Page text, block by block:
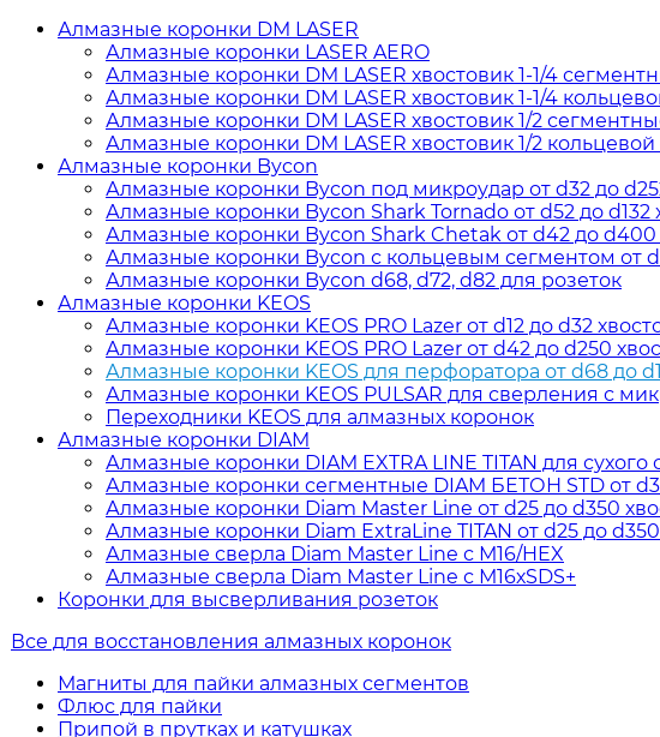
Алмазные коронки DM LASER
Алмазные коронки LASER AERO
Алмазные коронки DM LASER хвостовик 1-1/4
Алмазные коронки DM LASER хвостовик 1-1/4
Алмазные коронки DM LASER хвостовик 1/2
Алмазные коронки DM LASER хвостовик 1/2
Алмазные коронки Bycon
Алмазные коронки Bycon под микроудар от d32 до
Алмазные коронки Bycon Shark Tornado от d52 до d132
Алмазные коронки Bycon Shark Chetak от d42 до d400
Алмазные коронки Bycon с кольцевым сегментом от
Алмазные коронки Bycon d68, d72, d82 для розеток
Алмазные коронки KEOS
Алмазные коронки KEOS PRO Lazer от d12 до d32
Алмазные коронки KEOS PRO Lazer от d42 до d250
Алмазные коронки KEOS для перфоратора от d68 до
Алмазные коронки KEOS PULSAR для сверления с
Переходники KEOS для алмазных коронок
Алмазные коронки DIAM
Алмазные коронки DIAM EXTRA LINE TITAN для сухого
Алмазные коронки сегментные DIAM БЕТОН STD от
Алмазные коронки Diam Master Line от d25 до d350
Алмазные коронки Diam ExtraLine ТITAN от d25 до d350
Алмазные сверла Diam Master Line с М16/HEX
Алмазные сверла Diam Master Line с М16хSDS+
Коронки для высверливания розеток
Все для восстановления алмазных коронок
Магниты для пайки алмазных сегментов
Флюс для пайки
Припой в прутках и катушках